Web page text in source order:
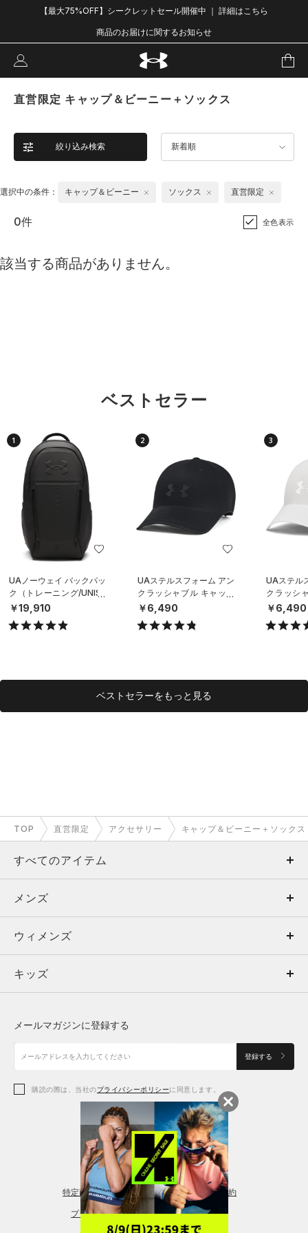
【最大75%OFF】シークレットセール開催中 ｜ 詳細はこちら
商品のお届けに関するお知らせ
直営限定 キャップ＆ビーニー＋ソックス
絞り込み検索 新着順
選択中の条件： キャップ＆ビーニー ソックス 直営限定
0件 全色表示
該当する商品がありません。
ベストセラー
1
UAノーウェイ バックパッ
ク（トレーニング/UNISE
X）
￥19,910
2
UAステルスフォーム アン
クラッシャブル キャップ
（ライフスタイル/UNISE
￥6,490
3
UAステル
クラッシ
（ライフ
￥6,490
ベストセラーをもっと見る
TOP 直営限定 アクセサリー キャップ＆ビーニー＋ソックス
すべてのアイテム
メンズ
ウィメンズ
キッズ
アクセサリー
メンズ
トップス
ボトムス
アクセサリー
ウィメンズ
トップス
シューズ
アクセサリー
レギンス＆タイツ
キッズ
シューズ
メールマガジンに登録する
登録する
購読の際は、当社のプライバシーポリシーに同意します。
特定商取引法に基づく通販の表記 会員規約
プライバシーポリシー